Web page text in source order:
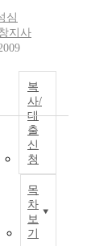
심
지사
복
사/
대
출
신
청
목
차
보
기